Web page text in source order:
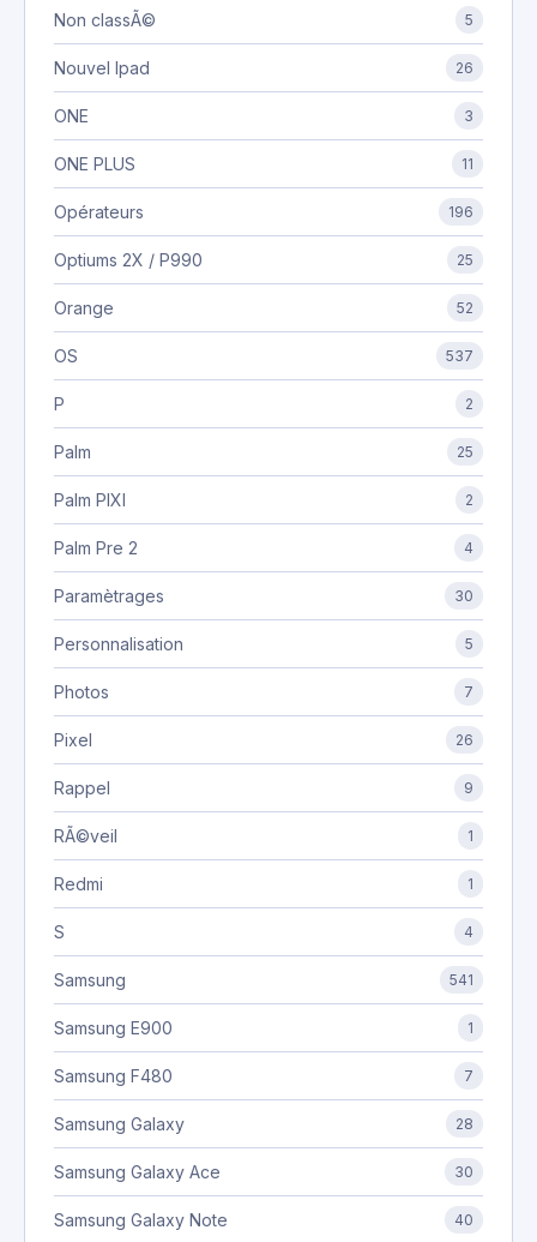
Non classÃ© 5
Nouvel Ipad 26
ONE 3
ONE PLUS 11
Opérateurs 196
Optiums 2X / P990 25
Orange 52
OS 537
P 2
Palm 25
Palm PIXI 2
Palm Pre 2 4
Paramètrages 30
Personnalisation 5
Photos 7
Pixel 26
Rappel 9
RÃ©veil 1
Redmi 1
S 4
Samsung 541
Samsung E900 1
Samsung F480 7
Samsung Galaxy 28
Samsung Galaxy Ace 30
Samsung Galaxy Note 40